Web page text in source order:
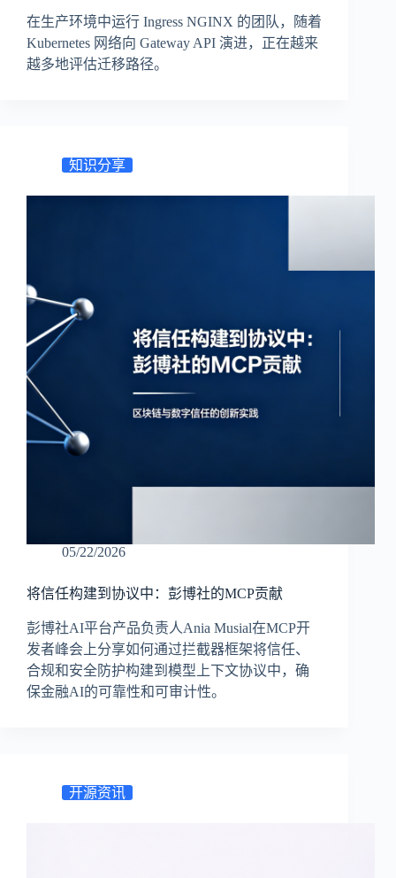
在生产环境中运行 Ingress NGINX 的团队，随着
Kubernetes 网络向 Gateway API 演进，正在越来
越多地评估迁移路径。
知识分享
05/22/2026
将信任构建到协议中：彭博社的MCP贡献
彭博社AI平台产品负责人Ania Musial在MCP开
发者峰会上分享如何通过拦截器框架将信任、
合规和安全防护构建到模型上下文协议中，确
保金融AI的可靠性和可审计性。
开源资讯